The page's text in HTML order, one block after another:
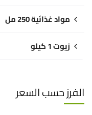
مواد غذائية 250 مل
زيوت 1 كيلو
الفرز حسب السعر